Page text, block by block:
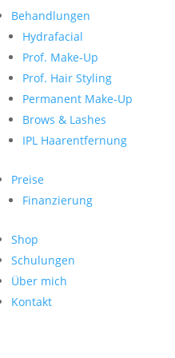
Behandlungen
Hydrafacial
Prof. Make-Up
Prof. Hair Styling
Permanent Make-Up
Brows & Lashes
IPL Haarentfernung
Preise
Finanzierung
Shop
Schulungen
Über mich
Kontakt
nach:
Neueste Kommentare
Archiv
Kategorien
Keine Kategorien
Meta
Anmelden
Feed der Einträge
WordPress.org
Search
nach:
Archive
Kontakt
Impressum
Datenschutz